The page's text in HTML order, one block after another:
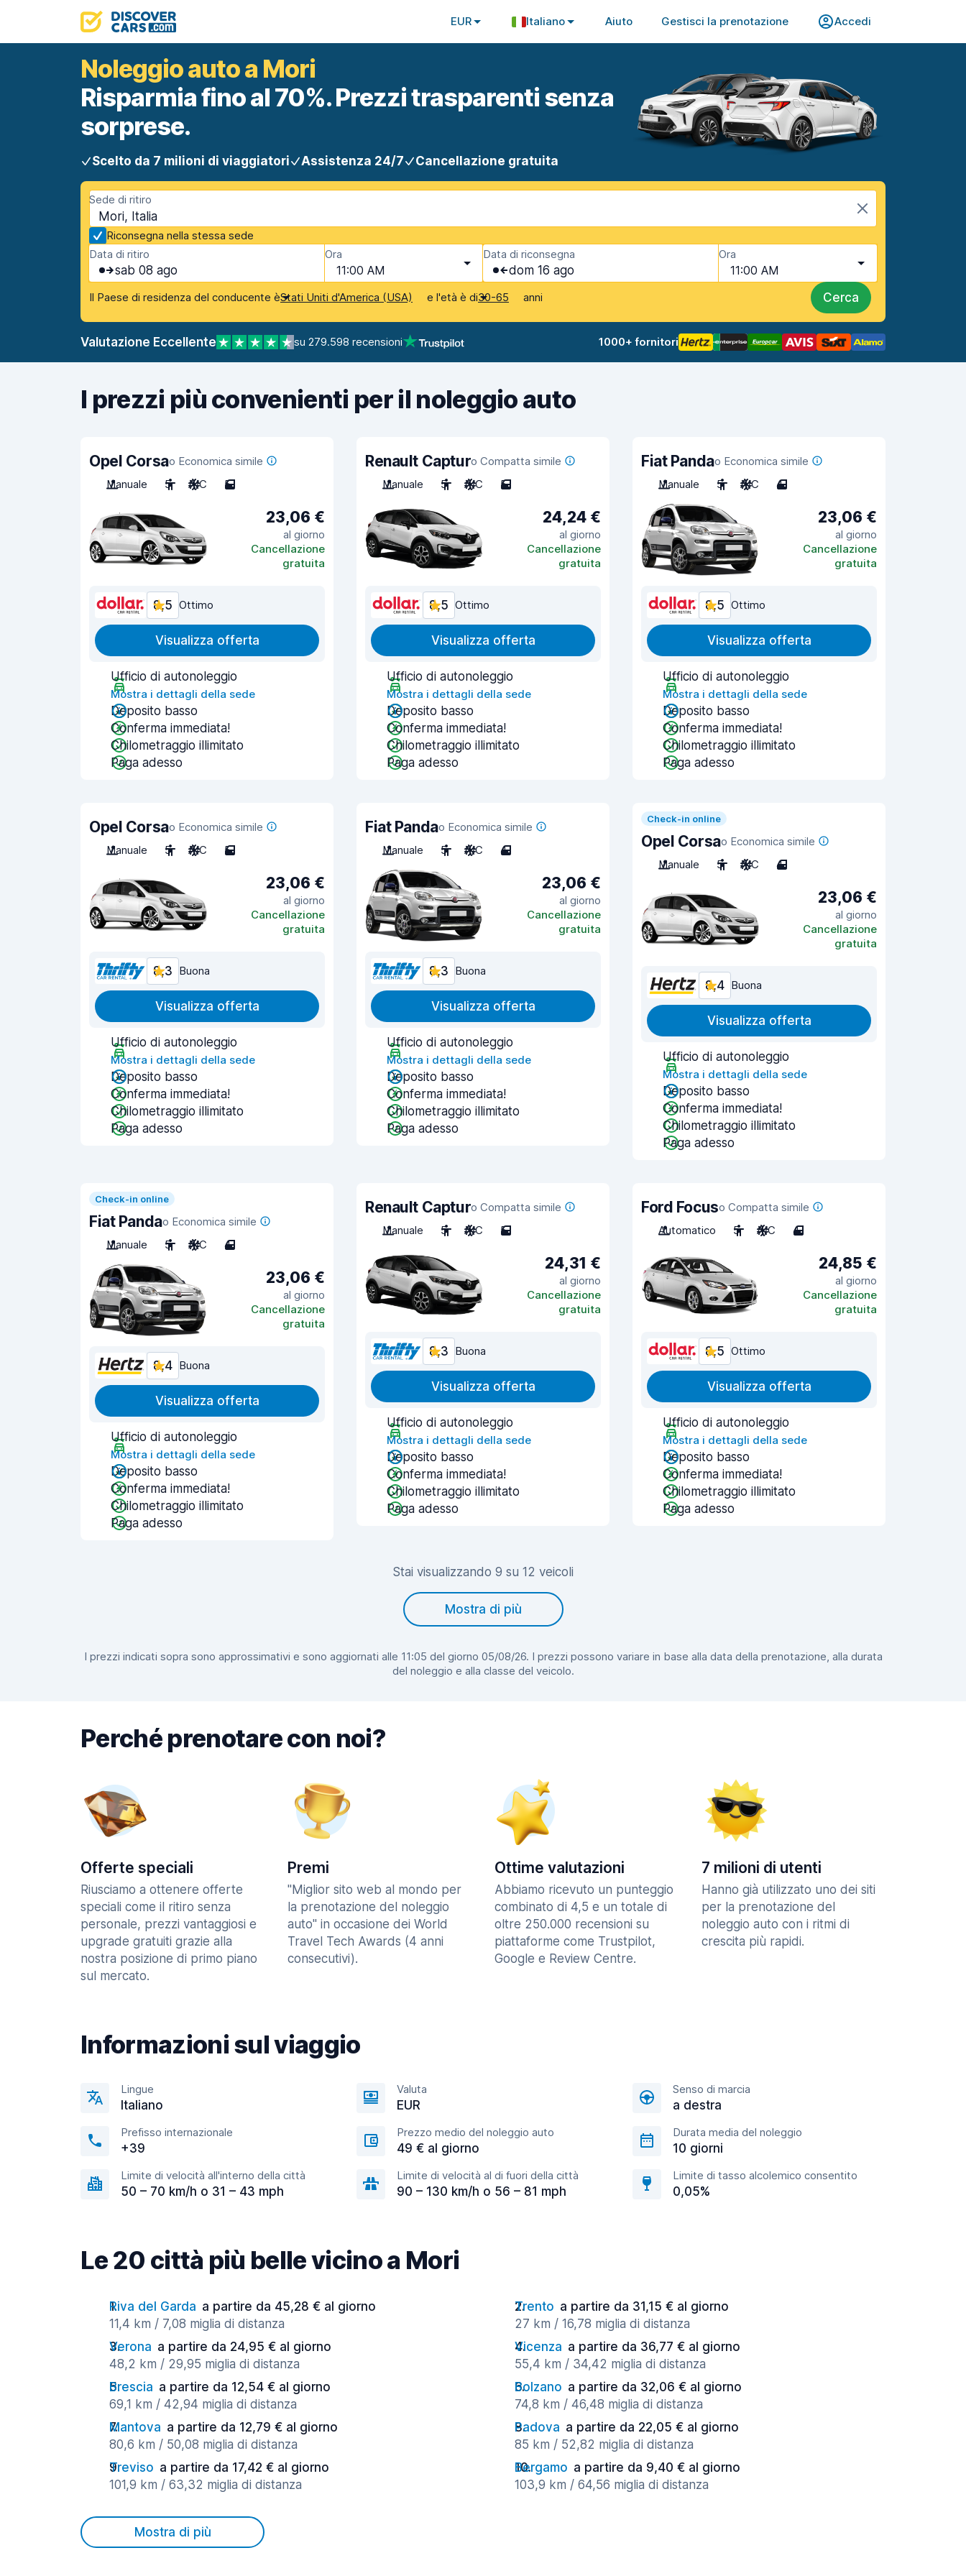
EUR Italiano Aiuto Gestisci la prenotazione Accedi
Noleggio auto a Mori
Risparmia fino al 70%. Prezzi trasparenti senza
sorprese.
Scelto da 7 milioni di viaggiatori Assistenza 24/7 Cancellazione gratuita
Sede di ritiro
Mori, Italia
Riconsegna nella stessa sede
Data di ritiro
sab 08 ago
Ora
11:00 AM
Data di riconsegna
dom 16 ago
Ora
11:00 AM
Il Paese di residenza del conducente èStati Uniti d'America (USA) e l'età è di30-65 anni Cerca
Valutazione Eccellente su 279.598 recensioni 1000+ fornitori
I prezzi più convenienti per il noleggio auto
Opel Corsao Economica simile
Manuale
5 A/C 5
23,06 €
al giorno
Cancellazione
gratuita
8,5 Ottimo
Visualizza offerta
Ufficio di autonoleggio
Mostra i dettagli della sede
Deposito basso
Conferma immediata!
Chilometraggio illimitato
Paga adesso
Renault Capturo Compatta simile
Manuale
5 A/C 5
24,24 €
al giorno
Cancellazione
gratuita
8,5 Ottimo
Visualizza offerta
Ufficio di autonoleggio
Mostra i dettagli della sede
Deposito basso
Conferma immediata!
Chilometraggio illimitato
Paga adesso
Fiat Pandao Economica simile
Manuale
5 A/C 4
23,06 €
al giorno
Cancellazione
gratuita
8,5 Ottimo
Visualizza offerta
Ufficio di autonoleggio
Mostra i dettagli della sede
Deposito basso
Conferma immediata!
Chilometraggio illimitato
Paga adesso
Opel Corsao Economica simile
Manuale
5 A/C 5
23,06 €
al giorno
Cancellazione
gratuita
8,3 Buona
Visualizza offerta
Ufficio di autonoleggio
Mostra i dettagli della sede
Deposito basso
Conferma immediata!
Chilometraggio illimitato
Paga adesso
Fiat Pandao Economica simile
Manuale
5 A/C 4
23,06 €
al giorno
Cancellazione
gratuita
8,3 Buona
Visualizza offerta
Ufficio di autonoleggio
Mostra i dettagli della sede
Deposito basso
Conferma immediata!
Chilometraggio illimitato
Paga adesso
Check-in online
Opel Corsao Economica simile
Manuale
5 A/C 4
23,06 €
al giorno
Cancellazione
gratuita
8,4 Buona
Visualizza offerta
Ufficio di autonoleggio
Mostra i dettagli della sede
Deposito basso
Conferma immediata!
Chilometraggio illimitato
Paga adesso
Check-in online
Fiat Pandao Economica simile
Manuale
5 A/C 4
23,06 €
al giorno
Cancellazione
gratuita
8,4 Buona
Visualizza offerta
Ufficio di autonoleggio
Mostra i dettagli della sede
Deposito basso
Conferma immediata!
Chilometraggio illimitato
Paga adesso
Renault Capturo Compatta simile
Manuale
5 A/C 5
24,31 €
al giorno
Cancellazione
gratuita
8,3 Buona
Visualizza offerta
Ufficio di autonoleggio
Mostra i dettagli della sede
Deposito basso
Conferma immediata!
Chilometraggio illimitato
Paga adesso
Ford Focuso Compatta simile
Automatico
5 A/C 4
24,85 €
al giorno
Cancellazione
gratuita
8,5 Ottimo
Visualizza offerta
Ufficio di autonoleggio
Mostra i dettagli della sede
Deposito basso
Conferma immediata!
Chilometraggio illimitato
Paga adesso
Stai visualizzando 9 su 12 veicoli
Mostra di più
I prezzi indicati sopra sono approssimativi e sono aggiornati alle 11:05 del giorno 05/08/26. I prezzi possono variare in base alla data della prenotazione, alla durata
del noleggio e alla classe del veicolo.
Perché prenotare con noi?
Offerte speciali
Riusciamo a ottenere offerte
speciali come il ritiro senza
personale, prezzi vantaggiosi e
upgrade gratuiti grazie alla
nostra posizione di primo piano
sul mercato.
Premi
"Miglior sito web al mondo per
la prenotazione del noleggio
auto" in occasione dei World
Travel Tech Awards (4 anni
consecutivi).
Ottime valutazioni
Abbiamo ricevuto un punteggio
combinato di 4,5 e un totale di
oltre 250.000 recensioni su
piattaforme come Trustpilot,
Google e Review Centre.
7 milioni di utenti
Hanno già utilizzato uno dei siti
per la prenotazione del
noleggio auto con i ritmi di
crescita più rapidi.
Informazioni sul viaggio
Lingue
Italiano
Valuta
EUR
Senso di marcia
a destra
Prefisso internazionale
+39
Prezzo medio del noleggio auto
49 € al giorno
Durata media del noleggio
10 giorni
Limite di velocità all'interno della città
50 – 70 km/h o 31 – 43 mph
Limite di velocità al di fuori della città
90 – 130 km/h o 56 – 81 mph
Limite di tasso alcolemico consentito
0,05%
Le 20 città più belle vicino a Mori
Riva del Garda a partire da 45,28 € al giorno
11,4 km / 7,08 miglia di distanza
Trento a partire da 31,15 € al giorno
27 km / 16,78 miglia di distanza
Verona a partire da 24,95 € al giorno
48,2 km / 29,95 miglia di distanza
Vicenza a partire da 36,77 € al giorno
55,4 km / 34,42 miglia di distanza
Brescia a partire da 12,54 € al giorno
69,1 km / 42,94 miglia di distanza
Bolzano a partire da 32,06 € al giorno
74,8 km / 46,48 miglia di distanza
Mantova a partire da 12,79 € al giorno
80,6 km / 50,08 miglia di distanza
Padova a partire da 22,05 € al giorno
85 km / 52,82 miglia di distanza
Treviso a partire da 17,42 € al giorno
101,9 km / 63,32 miglia di distanza
Bergamo a partire da 9,40 € al giorno
103,9 km / 64,56 miglia di distanza
Mostra di più